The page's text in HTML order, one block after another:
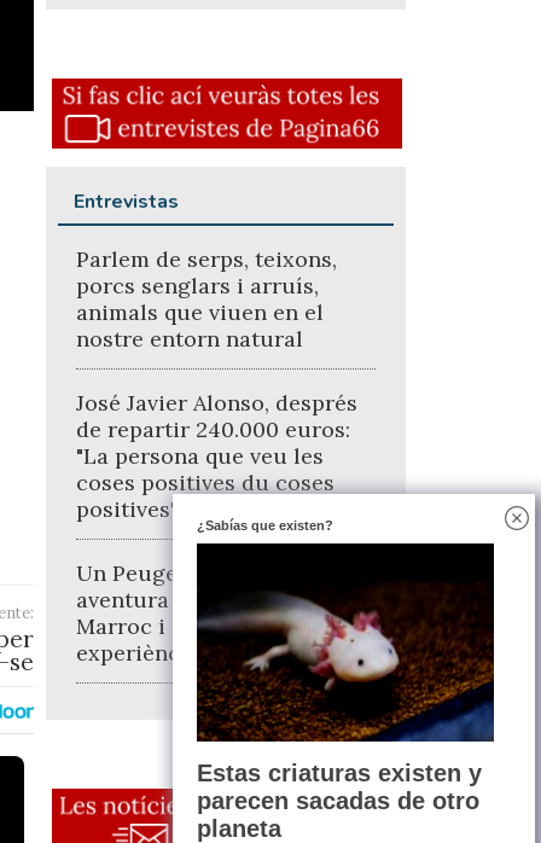
se
Entrevistas
Parlem de serps, teixons,
porcs senglars i arruís,
animals que viuen en el
nostre entorn natural
José Javier Alonso, després
de repartir 240.000 euros:
"La persona que veu les
coses positives du coses
positives"
Un Peugeot 205, una
aventura pels deserts de
Marroc i tota una
experiència entre pare i fill
¿Sabías que existen?
Estas criaturas existen y
parecen sacadas de otro
planeta